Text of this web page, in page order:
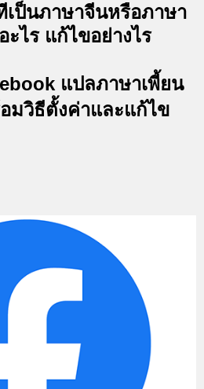
เป็นภาษาจีนหรือภาษา
ะไร แก้ไขอย่างไร
แปลภาษาเพี้ยน
มวิธีตั้งค่าและแก้ไข